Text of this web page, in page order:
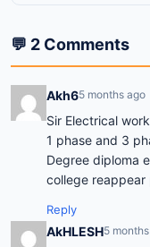
💬 2 Comments
Akh65 months ago
Sir Electrical
1 phase and 3
Degree diploma
college reappear
Reply
AkHLESH5